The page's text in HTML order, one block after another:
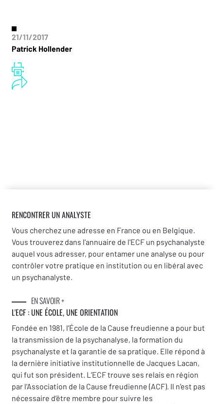
21/11/2017
Patrick Hollender
RENCONTRER UN ANALYSTE
Vous cherchez une adresse en France ou en Belgique.
Vous trouverez dans l'annuaire de l'ECF un psychanalyste
auquel vous adresser, pour entamer une analyse ou pour
contrôler votre pratique en institution ou en libéral avec
un psychanalyste.
EN SAVOIR +
L'ECF : UNE ÉCOLE, UNE ORIENTATION
Fondée en 1981, l’École de la Cause freudienne a pour but
la transmission de la psychanalyse, la formation du
psychanalyste et la garantie de sa pratique. Elle répond à
la dernière initiative institutionnelle de Jacques Lacan,
qui fut son président. L’ECF trouve ses relais en région
par l’Association de la Cause freudienne (ACF). Il n’est pas
nécessaire d’être membre pour suivre les